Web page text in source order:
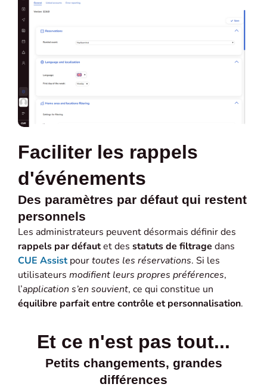
Faciliter les rappels
d'événements
Des paramètres par défaut qui restent
personnels
Les administrateurs peuvent désormais définir des
rappels par défautet des statuts de filtrage dans
CUE Assistpourtoutes les réservations. Si les
utilisateurs modifient leurs propres préférences,
l’application s’en souvient, ce qui constitue un
équilibre parfait entre contrôle et personnalisation.
Et ce n'est pas tout...
Petits changements, grandes
différences